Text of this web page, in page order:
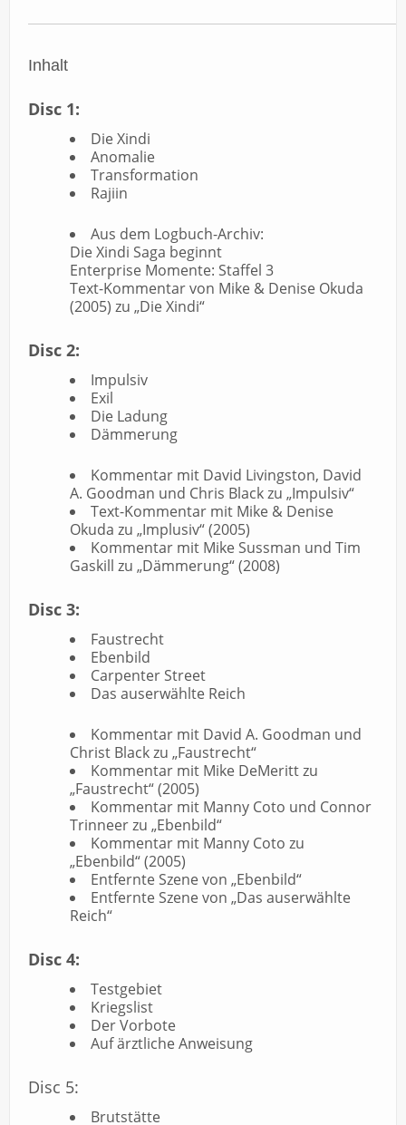
Inhalt
Disc 1:
Die Xindi
Anomalie
Transformation
Rajiin
Aus dem Logbuch-Archiv:
Die Xindi Saga beginnt
Enterprise Momente: Staffel 3
Text-Kommentar von Mike & Denise Okuda
(2005) zu „Die Xindi“
Disc 2:
Impulsiv
Exil
Die Ladung
Dämmerung
Kommentar mit David Livingston, David
A. Goodman und Chris Black zu „Impulsiv“
Text-Kommentar mit Mike & Denise
Okuda zu „Implusiv“ (2005)
Kommentar mit Mike Sussman und Tim
Gaskill zu „Dämmerung“ (2008)
Disc 3:
Faustrecht
Ebenbild
Carpenter Street
Das auserwählte Reich
Kommentar mit David A. Goodman und
Christ Black zu „Faustrecht“
Kommentar mit Mike DeMeritt zu
„Faustrecht“ (2005)
Kommentar mit Manny Coto und Connor
Trinneer zu „Ebenbild“
Kommentar mit Manny Coto zu
„Ebenbild“ (2005)
Entfernte Szene von „Ebenbild“
Entfernte Szene von „Das auserwählte
Reich“
Disc 4:
Testgebiet
Kriegslist
Der Vorbote
Auf ärztliche Anweisung
Disc 5:
Brutstätte